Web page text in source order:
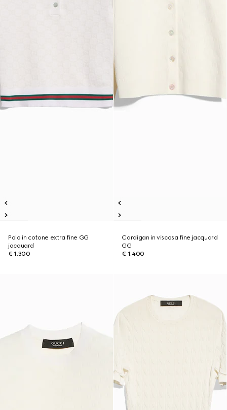
Polo in cotone extra fine GG
jacquard
€ 1.300
Cardigan in viscosa fine jacquard
GG
€ 1.400